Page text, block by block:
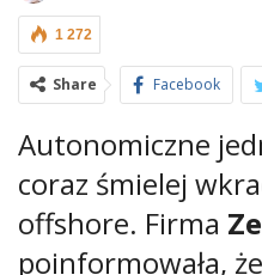
1 272
Share Facebook
Autonomiczne
coraz śmielej
offshore. Firma
poinformowała,